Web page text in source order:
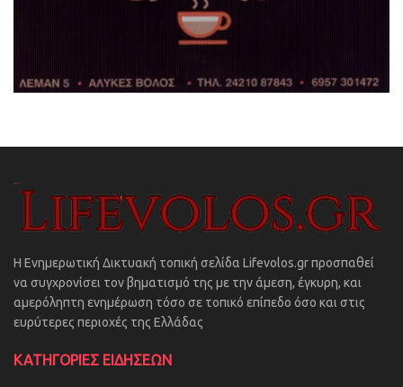
Η Ενημερωτική Δικτυακή τοπική σελίδα Lifevolos.gr προσπαθεί
να συγχρονίσει τον βηματισμό της με την άμεση, έγκυρη, και
αμερόληπτη ενημέρωση τόσο σε τοπικό επίπεδο όσο και στις
ευρύτερες περιοχές της Ελλάδας
ΚΑΤΗΓΟΡΙΕΣ ΕΙΔΗΣΕΩΝ